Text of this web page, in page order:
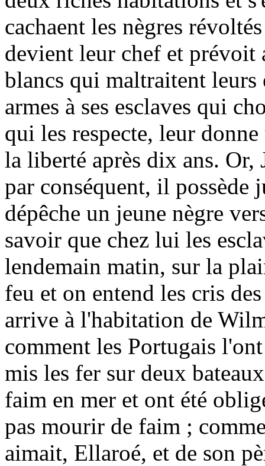
cachaent les nègres
devient leur chef et prévoit
blancs qui maltraitent leurs
armes à ses esclaves qui
qui les respecte, leur
la liberté après dix ans. Or,
par conséquent, il
dépêche un jeune nègre
savoir que chez lui les
lendemain matin, sur la
feu et on entend les cris
arrive à l'habitation de
comment les Portugais
mis les fer sur deux
faim en mer et ont été
pas mourir de faim ;
aimait, Ellaroé, et de son